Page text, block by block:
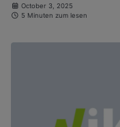
October 3, 2025
5 Minuten zum lesen